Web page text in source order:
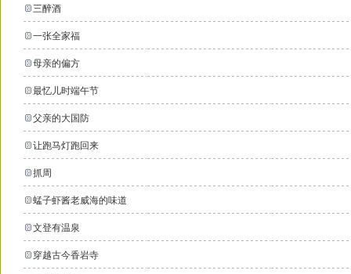
三醉酒
一张全家福
母亲的偏方
最忆儿时端午节
父亲的大国防
让跑马灯跑回来
抓周
蜢子虾酱老威海的味道
文登有温泉
穿越古今香岩寺